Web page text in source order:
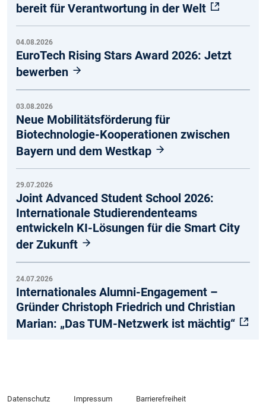
bereit für Verantwortung in der Welt
04.08.2026
EuroTech Rising Stars Award 2026: Jetzt
bewerben
03.08.2026
Neue Mobilitätsförderung für
Biotechnologie-Kooperationen zwischen
Bayern und dem Westkap
29.07.2026
Joint Advanced Student School 2026:
Internationale Studierendenteams
entwickeln KI-Lösungen für die Smart City
der Zukunft
24.07.2026
Internationales Alumni-Engagement –
Gründer Christoph Friedrich und Christian
Marian: „Das TUM-Netzwerk ist mächtig“
Datenschutz Impressum Barrierefreiheit